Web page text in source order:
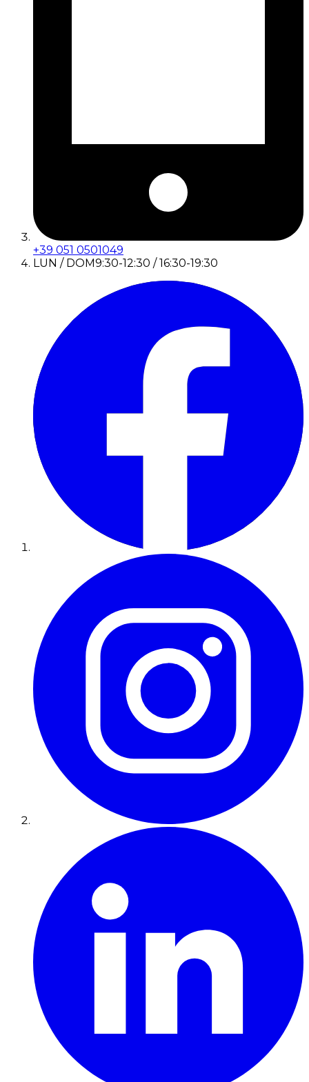
+39 051 0501049
LUN / DOM9:30-12:30 / 16:30-19:30